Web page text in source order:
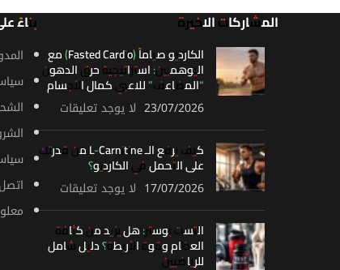
المشاركات الاخيرة
الكارديو صياماً (Fasted Cardio) مع
اليوهمبين: استراتيجية حرق الدهون
“المضاعف” للاعبي كمال الأجسام
23/07/2026 لا يوجد تعليقات
كيف يرفع الـ L-Carnitine من قدرتك
على التحمل في الكارديو؟
17/07/2026 لا يوجد تعليقات
التست بوستر: هل يزيد من كثافة
العظام وقوة الأربطة؟ دليل شامل
للرياضيين
بناءً